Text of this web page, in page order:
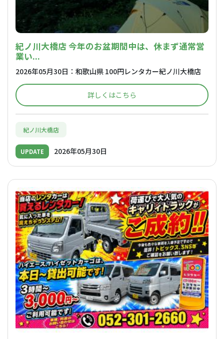
紀ノ川大橋店 今年のお盆期間中は、休まず通常営
業い...
2026年05月30日：和歌山県 100円レンタカー紀ノ川大橋店
詳しくはこちら
紀ノ川大橋店
UPDATE 2026年05月30日